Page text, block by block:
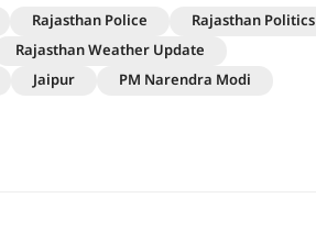
Rajasthan Police
Rajasthan Politics
Rajasthan Weather Update
Jaipur
PM Narendra Modi